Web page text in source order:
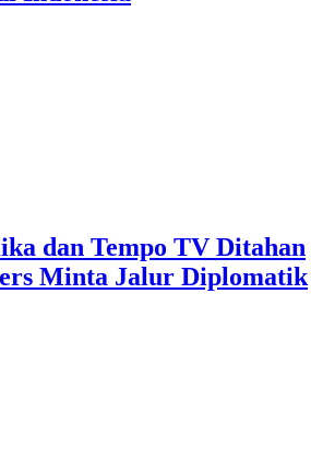
dan Tempo TV Ditahan
Minta Jalur Diplomatik